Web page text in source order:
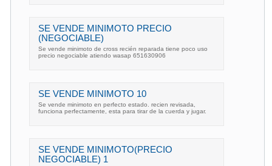
SE VENDE MINIMOTO PRECIO
(NEGOCIABLE)
Se vende minimoto de cross recién reparada tiene poco uso
precio negociable atiendo wasap 651630906
SE VENDE MINIMOTO 10
Se vende minimoto en perfecto estado. recien revisada,
funciona perfectamente, esta para tirar de la cuerda y jugar.
SE VENDE MINIMOTO(PRECIO
NEGOCIABLE) 1